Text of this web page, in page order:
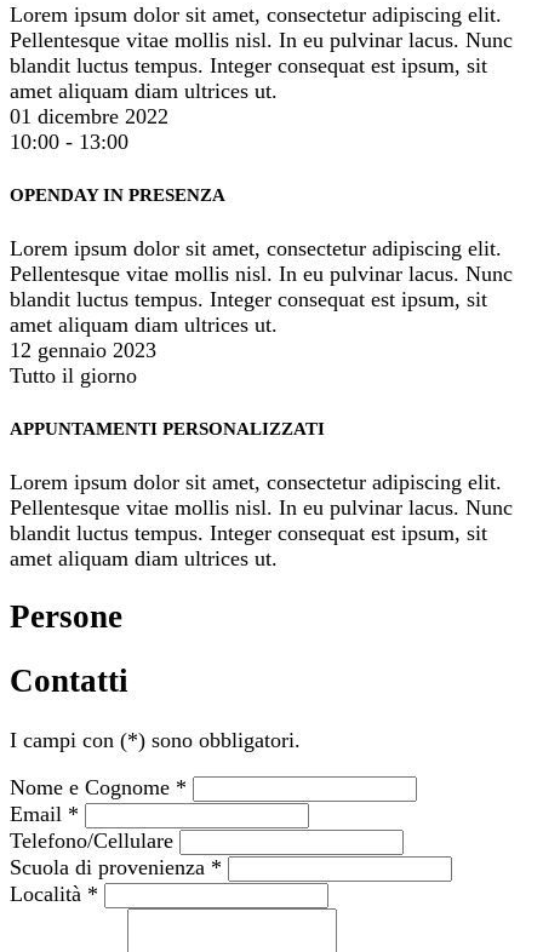
Lorem ipsum dolor sit amet, consectetur adipiscing elit.
Pellentesque vitae mollis nisl. In eu pulvinar lacus. Nunc
blandit luctus tempus. Integer consequat est ipsum, sit
amet aliquam diam ultrices ut.
01 dicembre 2022
10:00 - 13:00
OPENDAY IN PRESENZA
Lorem ipsum dolor sit amet, consectetur adipiscing elit.
Pellentesque vitae mollis nisl. In eu pulvinar lacus. Nunc
blandit luctus tempus. Integer consequat est ipsum, sit
amet aliquam diam ultrices ut.
12 gennaio 2023
Tutto il giorno
APPUNTAMENTI PERSONALIZZATI
Lorem ipsum dolor sit amet, consectetur adipiscing elit.
Pellentesque vitae mollis nisl. In eu pulvinar lacus. Nunc
blandit luctus tempus. Integer consequat est ipsum, sit
amet aliquam diam ultrices ut.
Persone
Contatti
I campi con (*) sono obbligatori.
Nome e Cognome *
Email *
Telefono/Cellulare
Scuola di provenienza *
Località *